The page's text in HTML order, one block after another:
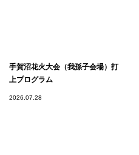
手賀沼花火大会（我孫子会場）打
上プログラム
2026.07.28